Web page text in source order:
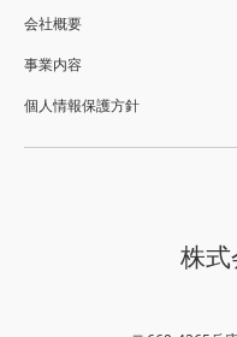
会社概要
事業内容
個人情報保護方針
株